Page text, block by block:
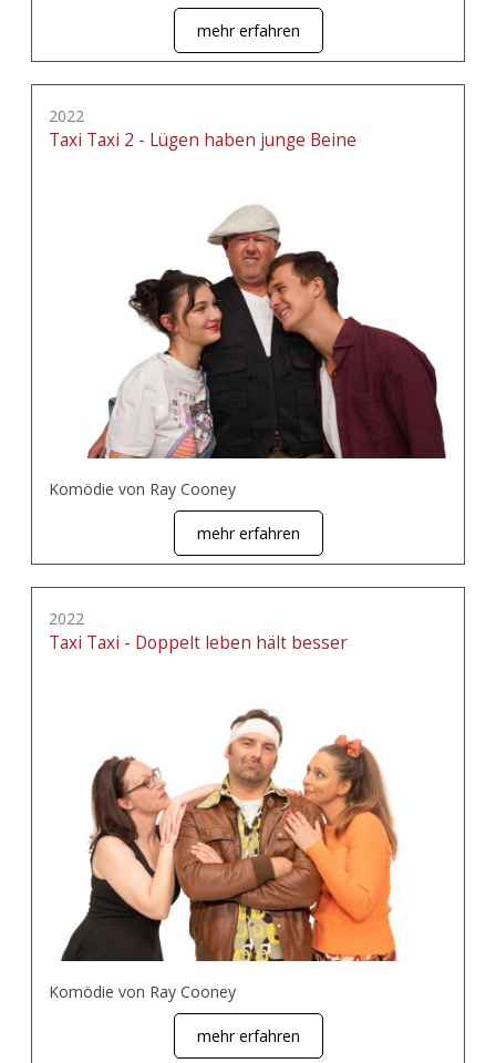
mehr erfahren
2022
Taxi Taxi 2 - Lügen haben junge Beine
Komödie von Ray Cooney
mehr erfahren
2022
Taxi Taxi - Doppelt leben hält besser
Komödie von Ray Cooney
mehr erfahren